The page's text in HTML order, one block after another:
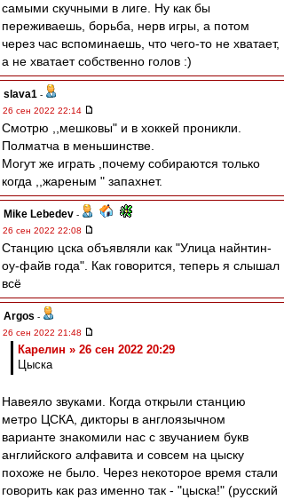
самыми скучными в лиге. Ну как бы
переживаешь, борьба, нерв игры, а потом
через час вспоминаешь, что чего-то не хватает,
а не хватает собственно голов :)
slava1 -
26 сен 2022 22:14
Смотрю ,,мешковы" и в хоккей проникли.
Полматча в меньшинстве.
Могут же играть ,почему собираются только
когда ,,жареным " запахнет.
Mike Lebedev -
26 сен 2022 22:08
Станцию цска объявляли как "Улица найнтин-
оу-файв года". Как говорится, теперь я слышал
всё
Argos -
26 сен 2022 21:48
Карелин » 26 сен 2022 20:29
Цыска
Навеяло звуками. Когда открыли станцию
метро ЦСКА, дикторы в англоязычном
варианте знакомили нас с звучанием букв
английского алфавита и совсем на цыску
похоже не было. Через некоторое время стали
говорить как раз именно так - "цыска!" (русский